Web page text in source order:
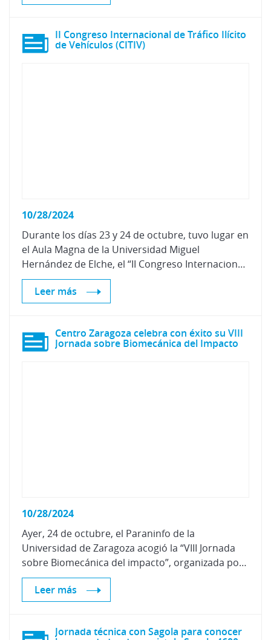
II Congreso Internacional de Tráfico Ilícito
de Vehículos (CITIV)
10/28/2024
Durante los días 23 y 24 de octubre, tuvo lugar en
el Aula Magna de la Universidad Miguel
Hernández de Elche, el “II Congreso Internacional de Tráfico Ilícito de Vehículos (CITIV)” organizado por la asociación de policías “Tools For Cops (T4C)”, como parte del programa de formación nacional que coordina esta asociación.
Leer más
Centro Zaragoza celebra con éxito su VIII
Jornada sobre Biomecánica del Impacto
10/28/2024
Ayer, 24 de octubre, el Paraninfo de la
Universidad de Zaragoza acogió la “VIII Jornada
sobre Biomecánica del impacto”, organizada por Centro Zaragoza.
Leer más
Jornada técnica con Sagola para conocer